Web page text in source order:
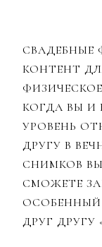
КОНТЕНТ
КОГДА ВЫ И
УРОВЕНЬ
ДРУГУ В
СНИМКОВ
СМОЖЕТЕ
ОСОБЕННЫЙ
ДРУГ ДРУГУ